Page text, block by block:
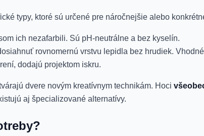
typy, ktoré sú určené pre náročnejšie alebo
ich nezafarbili. Sú pH-neutrálne a bez kyselín.
rovnomernú vrstvu lepidla bez hrudiek.
dodajú projektom iskru.
dvere novým kreatívnym technikám. Hoci
aj špecializované alternatívy.